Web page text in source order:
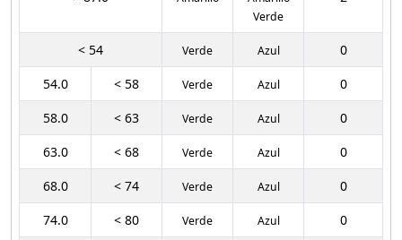
Verde
< 54 Verde Azul
0
54.0
< 58 Verde Azul
0
58.0
< 63 Verde Azul
0
63.0
< 68 Verde Azul
0
68.0
< 74 Verde Azul
0
74.0
< 80 Verde Azul
0